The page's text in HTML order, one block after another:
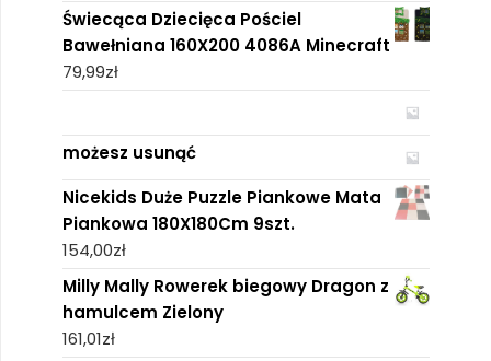
Świecąca Dziecięca Pościel
Bawełniana 160X200 4086A Minecraft
79,99zł
możesz usunąć
Nicekids Duże Puzzle Piankowe Mata
Piankowa 180X180Cm 9szt.
154,00zł
Milly Mally Rowerek biegowy Dragon z
hamulcem Zielony
161,01zł